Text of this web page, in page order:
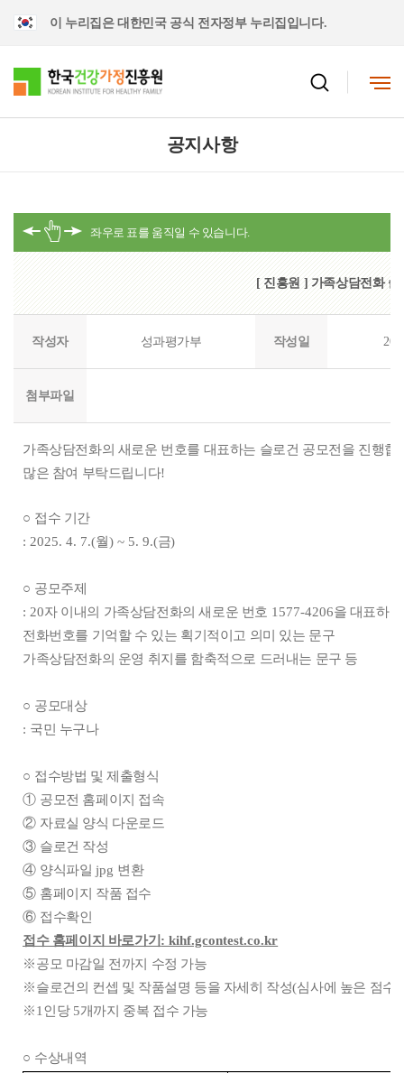
이 누리집은 대한민국 공식 전자정부 누리집입니다.
공지사항
[ 진흥원 ] 가족상담전화 슬
작성자 성과평가부 작성일
첨부파일
가족상담전화의 새로운 번호를 대표하는 슬로건 공모전을 진행합
많은 참여 부탁드립니다!
○ 접수 기간
: 2025. 4. 7.(월) ~ 5. 9.(금)
○ 공모주제
: 20자 이내의 가족상담전화의 새로운 번호 1577-4206을 대표하
전화번호를 기억할 수 있는 획기적이고 의미 있는 문구
가족상담전화의 운영 취지를 함축적으로 드러내는 문구 등
○ 공모대상
: 국민 누구나
○ 접수방법 및 제출형식
① 공모전 홈페이지 접속
② 자료실 양식 다운로드
③ 슬로건 작성
④ 양식파일 jpg 변환
⑤ 홈페이지 작품 접수
⑥ 접수확인
접수 홈페이지 바로가기 : kihf.gcontest.co.kr
※공모 마감일 전까지 수정 가능
※슬로건의 컨셉 및 작품설명 등을 자세히 작성(심사에 높은 점수
※1 인당 5개까지 중복 접수 가능
○ 수상내역